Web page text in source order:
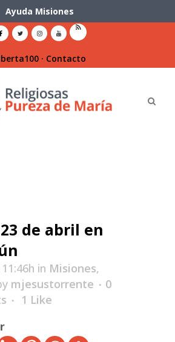
Ayuda Misiones
· Contacto
23 de abril en
in Misiones,
mjesustorrente
0
1 Like